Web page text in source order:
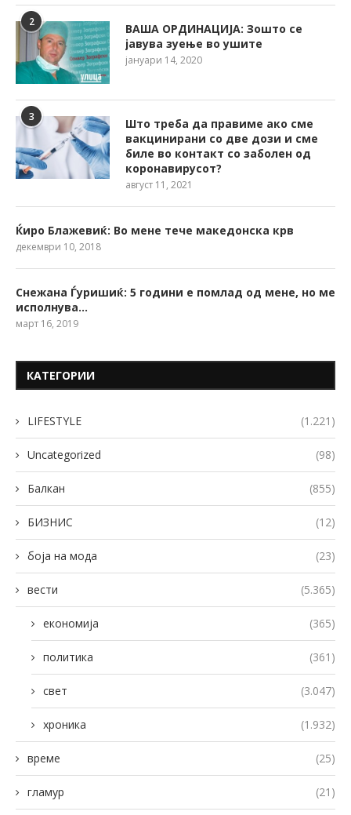
2
ВАША ОРДИНАЦИЈА: Зошто се
јавува зуење во ушите
јануари 14, 2020
3
Што треба да правиме ако сме
вакцинирани со две дози и сме
биле во контакт со заболен од
коронавирусот?
август 11, 2021
Ќиро Блажевиќ: Во мене тече македонска крв
декември 10, 2018
Снежана Ѓуришиќ: 5 години е помлад од мене, но ме
исполнува…
март 16, 2019
КАТЕГОРИИ
LIFESTYLE (1.221)
Uncategorized (98)
Балкан (855)
БИЗНИС (12)
боја на мода (23)
вести (5.365)
економија (365)
политика (361)
свет (3.047)
хроника (1.932)
време (25)
гламур (21)